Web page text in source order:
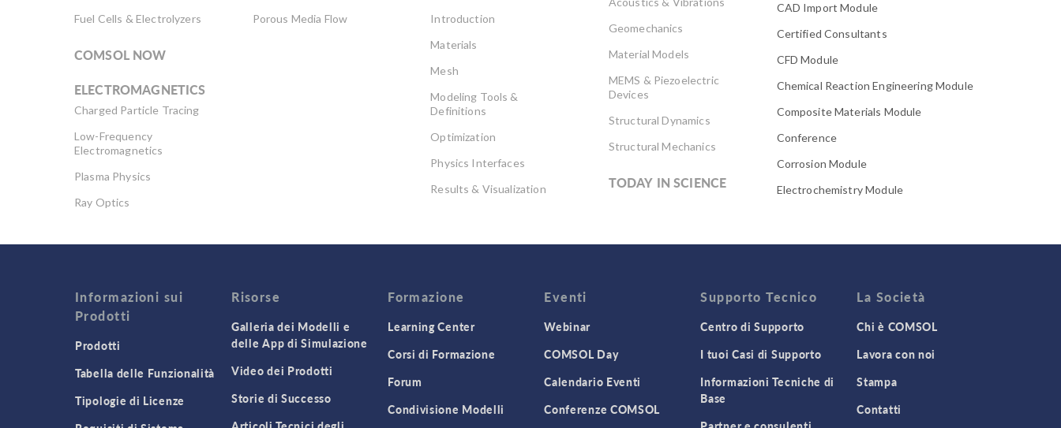
Fuel Cells & Electrolyzers
COMSOL NOW
ELECTROMAGNETICS
Charged Particle Tracing
Low-Frequency
Electromagnetics
Plasma Physics
Ray Optics
Engineering
Wave Optics
Porous Media Flow
Introduction
Materials
Mesh
Modeling Tools &
Definitions
Optimization
Physics Interfaces
Results & Visualization
User Interface
Geomechanics
Material Models
MEMS & Piezoelectric
Devices
Structural Dynamics
Structural Mechanics
TODAY IN SCIENCE
CAD Import Module
Certified Consultants
CFD Module
Chemical Reaction Engineering Module
Composite Materials Module
Conference
Corrosion Module
Electrochemistry Module
Electromagnetic Device series
Fatigue Module
Featured Scientists
Geomechanics Module
Informazioni sui
Prodotti
Prodotti
Tabella delle Funzionalità
Tipologie di Licenze
Risorse
Galleria dei Modelli e
delle App di Simulazione
Video dei Prodotti
Storie di Successo
Formazione
Learning Center
Corsi di Formazione
Forum
Condivisione Modelli
Eventi
Webinar
COMSOL Day
Calendario Eventi
Conferenze COMSOL
Supporto Tecnico
Centro di Supporto
I tuoi Casi di Supporto
Informazioni Tecniche di
Base
La Società
Chi è COMSOL
Lavora con noi
Stampa
Contatti